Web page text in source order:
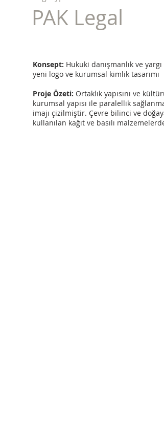
PAK Legal
Konsept: Hukuki danışmanlık ve
yeni logo ve kurumsal kimlik tasarımı
Proje Özeti: Ortaklık yapısını ve
kurumsal yapısı ile paralellik
imajı çizilmiştir. Çevre bilinci ve
kullanılan kağıt ve basılı